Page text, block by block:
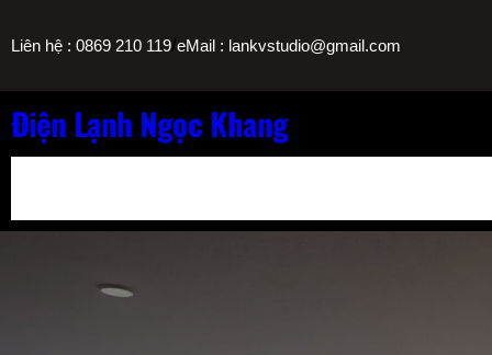
đến
nội
dung
Liên hệ : 0869 210 119/eMail : lankvstudio@gmail.com
Điện Lạnh Ngọc Khang